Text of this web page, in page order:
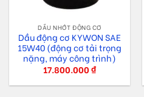
DẦU NHỚT ĐỘNG CƠ
Dầu động cơ KYWON SAE
15W40 (động cơ tải trọng
nặng, máy công trình)
17.800.000₫